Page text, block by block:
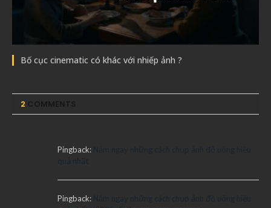
Bố cục cinematic có khác với nhiếp ảnh ?
2
Pingback:
Pingback: